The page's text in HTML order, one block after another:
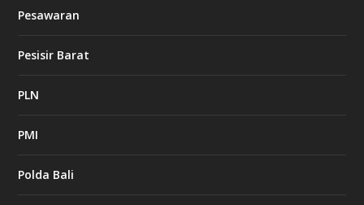
Pesawaran
Pesisir Barat
PLN
PMI
Polda Bali